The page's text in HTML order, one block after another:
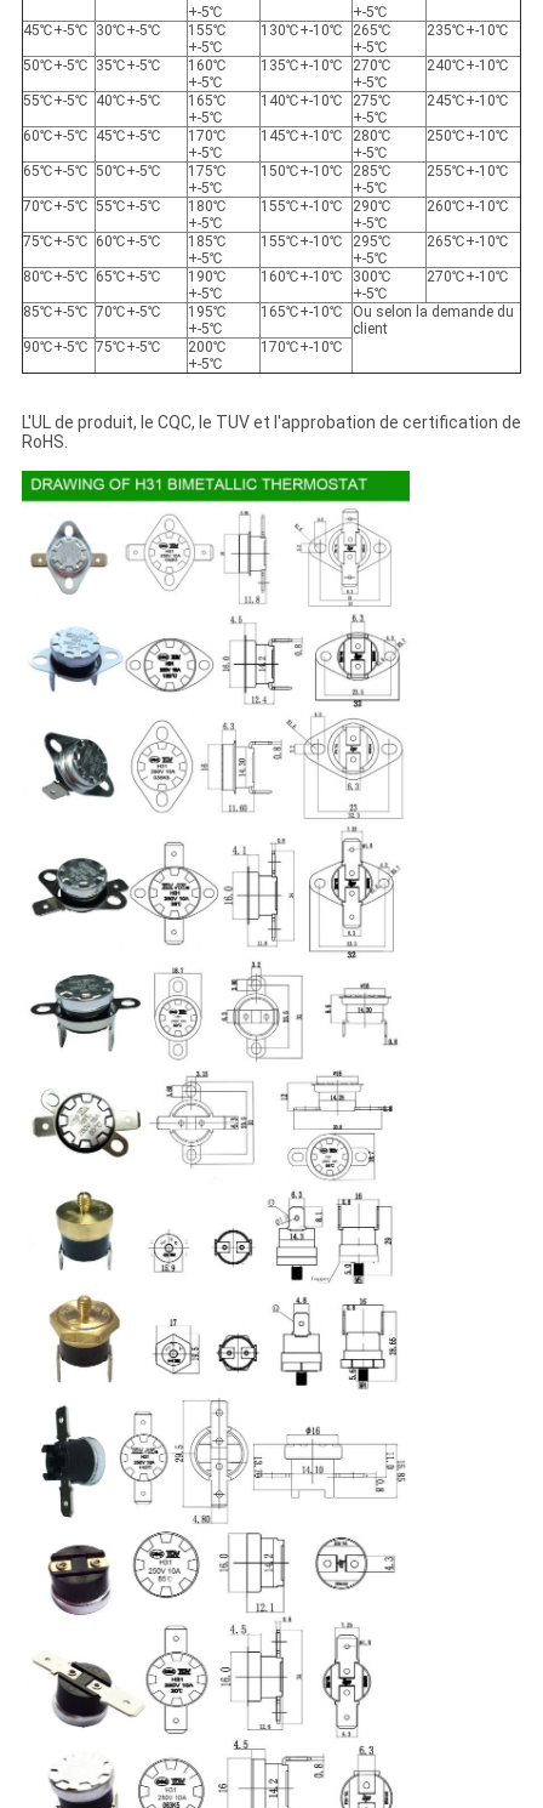
+-5℃
+-5℃
45℃+-5℃ 30℃+-5℃
155℃
+-5℃
130℃+-10℃
265℃
+-5℃
235℃+-10℃
50℃+-5℃ 35℃+-5℃
160℃
+-5℃
135℃+-10℃
270℃
+-5℃
240℃+-10℃
55℃+-5℃ 40℃+-5℃
165℃
+-5℃
140℃+-10℃
275℃
+-5℃
245℃+-10℃
60℃+-5℃ 45℃+-5℃
170℃
+-5℃
145℃+-10℃
280℃
+-5℃
250℃+-10℃
65℃+-5℃ 50℃+-5℃
175℃
+-5℃
150℃+-10℃
285℃
+-5℃
255℃+-10℃
70℃+-5℃ 55℃+-5℃
180℃
+-5℃
155℃+-10℃
290℃
+-5℃
260℃+-10℃
75℃+-5℃ 60℃+-5℃
185℃
+-5℃
155℃+-10℃
295℃
+-5℃
265℃+-10℃
80℃+-5℃ 65℃+-5℃
190℃
+-5℃
160℃+-10℃
300℃
+-5℃
270℃+-10℃
85℃+-5℃ 70℃+-5℃
195℃
+-5℃
165℃+-10℃
Ou selon la demande du
client
90℃+-5℃ 75℃+-5℃
200℃
+-5℃
170℃+-10℃
L'UL de produit, le CQC, le TUV et l'approbation de certification de
RoHS.